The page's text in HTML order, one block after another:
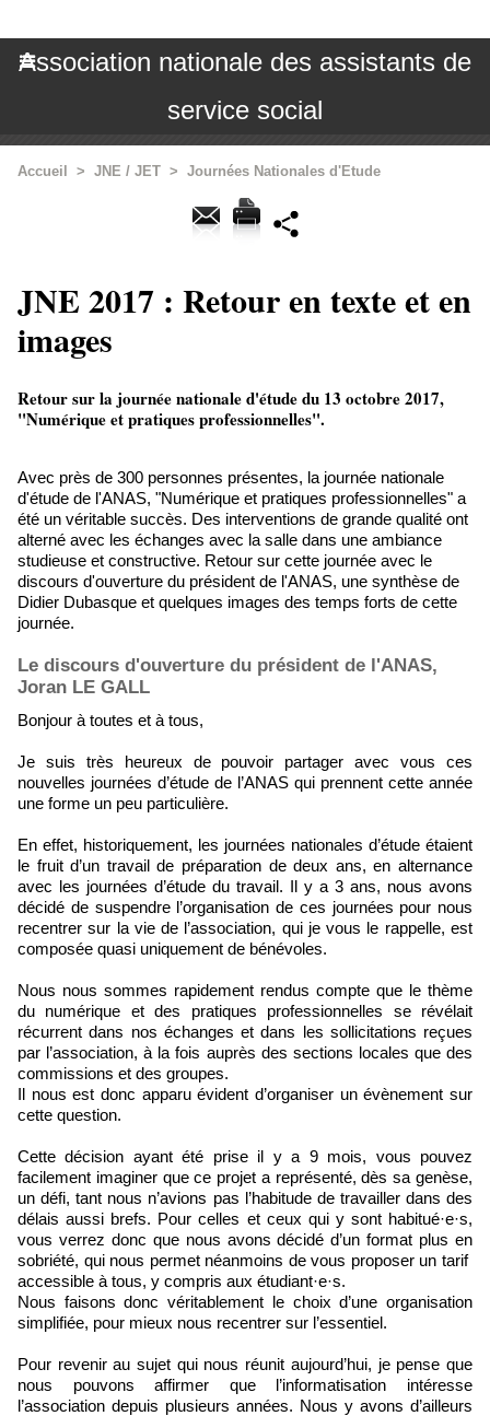
Association nationale des assistants de
service social
Accueil > JNE / JET > Journées Nationales d'Etude
JNE 2017 : Retour en texte et en
images
Retour sur la journée nationale d'étude du 13 octobre 2017,
"Numérique et pratiques professionnelles".
Avec près de 300 personnes présentes, la journée nationale
d'étude de l'ANAS, "Numérique et pratiques professionnelles" a
été un véritable succès. Des interventions de grande qualité ont
alterné avec les échanges avec la salle dans une ambiance
studieuse et constructive. Retour sur cette journée avec le
discours d'ouverture du président de l'ANAS, une synthèse de
Didier Dubasque et quelques images des temps forts de cette
journée.
Le discours d'ouverture du président de l'ANAS,
Joran LE GALL
Bonjour à toutes et à tous,
Je suis très heureux de pouvoir partager avec vous ces
nouvelles journées d’étude de l’ANAS qui prennent cette année
une forme un peu particulière.
En effet, historiquement, les journées nationales d’étude étaient
le fruit d’un travail de préparation de deux ans, en alternance
avec les journées d’étude du travail. Il y a 3 ans, nous avons
décidé de suspendre l’organisation de ces journées pour nous
recentrer sur la vie de l’association, qui je vous le rappelle, est
composée quasi uniquement de bénévoles.
Nous nous sommes rapidement rendus compte que le thème
du numérique et des pratiques professionnelles se révélait
récurrent dans nos échanges et dans les sollicitations reçues
par l’association, à la fois auprès des sections locales que des
commissions et des groupes.
Il nous est donc apparu évident d’organiser un évènement sur
cette question.
Cette décision ayant été prise il y a 9 mois, vous pouvez
facilement imaginer que ce projet a représenté, dès sa genèse,
un défi, tant nous n’avions pas l’habitude de travailler dans des
délais aussi brefs. Pour celles et ceux qui y sont habitué·e·s,
vous verrez donc que nous avons décidé d’un format plus en
sobriété, qui nous permet néanmoins de vous proposer un tarif
accessible à tous, y compris aux étudiant·e·s.
Nous faisons donc véritablement le choix d’une organisation
simplifiée, pour mieux nous recentrer sur l’essentiel.
Pour revenir au sujet qui nous réunit aujourd’hui, je pense que
nous pouvons affirmer que l’informatisation intéresse
l’association depuis plusieurs années. Nous y avons d’ailleurs